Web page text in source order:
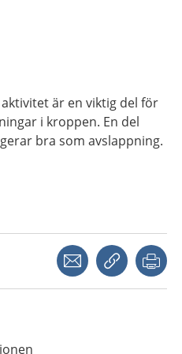
är en viktig del för
i kroppen. En del
bra som avslappning.
Dela via mejlKopiera länk